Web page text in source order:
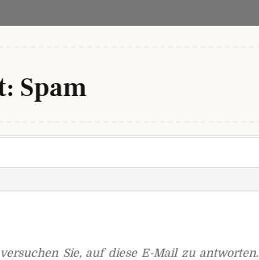
Spam
Sie, auf diese E-Mail zu antworten.